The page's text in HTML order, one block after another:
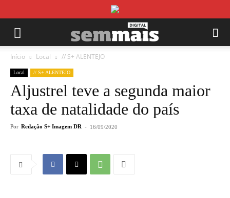
Início Local // S+ ALENTEJO
Local // S+ ALENTEJO
Aljustrel teve a segunda maior
taxa de natalidade do país
Por Redação S+ Imagem DR - 16/09/2020